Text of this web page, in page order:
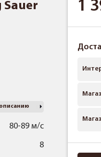
Sauer
80-89 м/с
8
1